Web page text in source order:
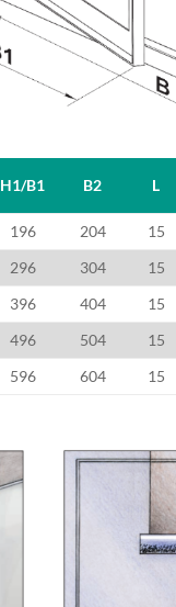
196 204 15
296 304 15
396 404 15
496 504 15
596 604 15
H1/B1 B2 L